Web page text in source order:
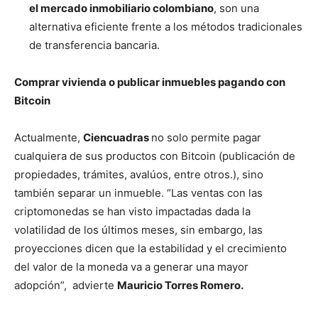
el mercado inmobiliario colombiano, son una
alternativa eficiente frente a los métodos tradicionales
de transferencia bancaria.
Comprar vivienda o publicar inmuebles pagando con
Bitcoin
Actualmente, Ciencuadras no solo permite pagar
cualquiera de sus productos con Bitcoin (publicación de
propiedades, trámites, avalúos, entre otros.), sino
también separar un inmueble. “Las ventas con las
criptomonedas se han visto impactadas dada la
volatilidad de los últimos meses, sin embargo, las
proyecciones dicen que la estabilidad y el crecimiento
del valor de la moneda va a generar una mayor
adopción”, advierte Mauricio Torres Romero.